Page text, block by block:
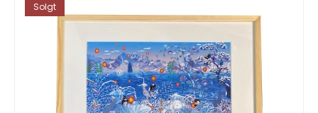
Solgt